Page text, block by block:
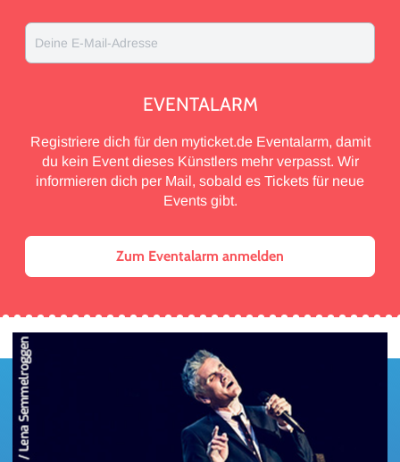
Deine E-Mail-Adresse
EVENTALARM
Registriere dich für den myticket.de Eventalarm, damit
du kein Event dieses Künstlers mehr verpasst. Wir
informieren dich per Mail, sobald es Tickets für neue
Events gibt.
Zum Eventalarm anmelden